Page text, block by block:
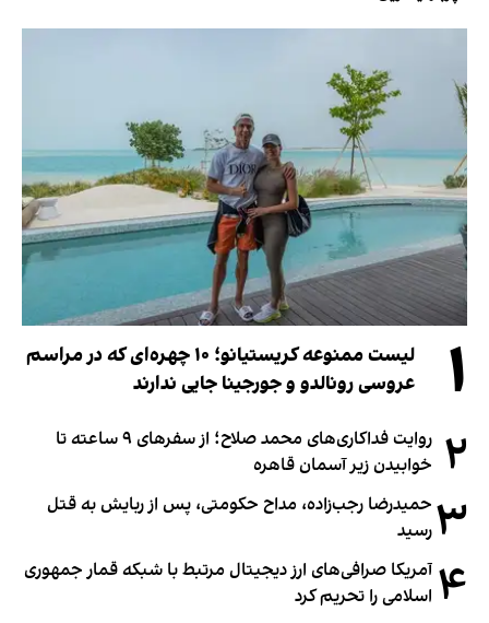
۱
لیست ممنوعه کریستیانو؛ ۱۰ چهره‌ای که در مراسم
عروسی رونالدو و جورجینا جایی ندارند
۲
روایت فداکاری‌های محمد صلاح؛ از سفرهای ۹ ساعته تا
خوابیدن زیر آسمان قاهره
۳ حمیدرضا رجب‌زاده، مداح حکومتی، پس از ربایش به قتل
رسید
۴ آمریکا صرافی‌های ارز دیجیتال مرتبط با شبکه قمار جمهوری
اسلامی را تحریم کرد